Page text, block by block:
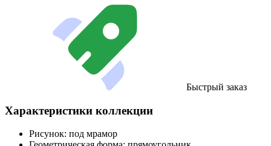
Быстрый заказ
Характеристики коллекции
Рисунок: под мрамор